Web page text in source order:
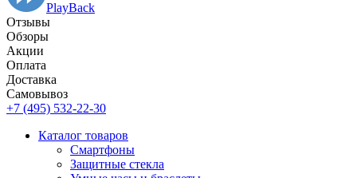
PlayBack
Отзывы
Обзоры
Aкции
Оплата
Доставка
Самовывоз
+7 (495) 532-22-30
Каталог товаров
Смартфоны
Защитные стекла